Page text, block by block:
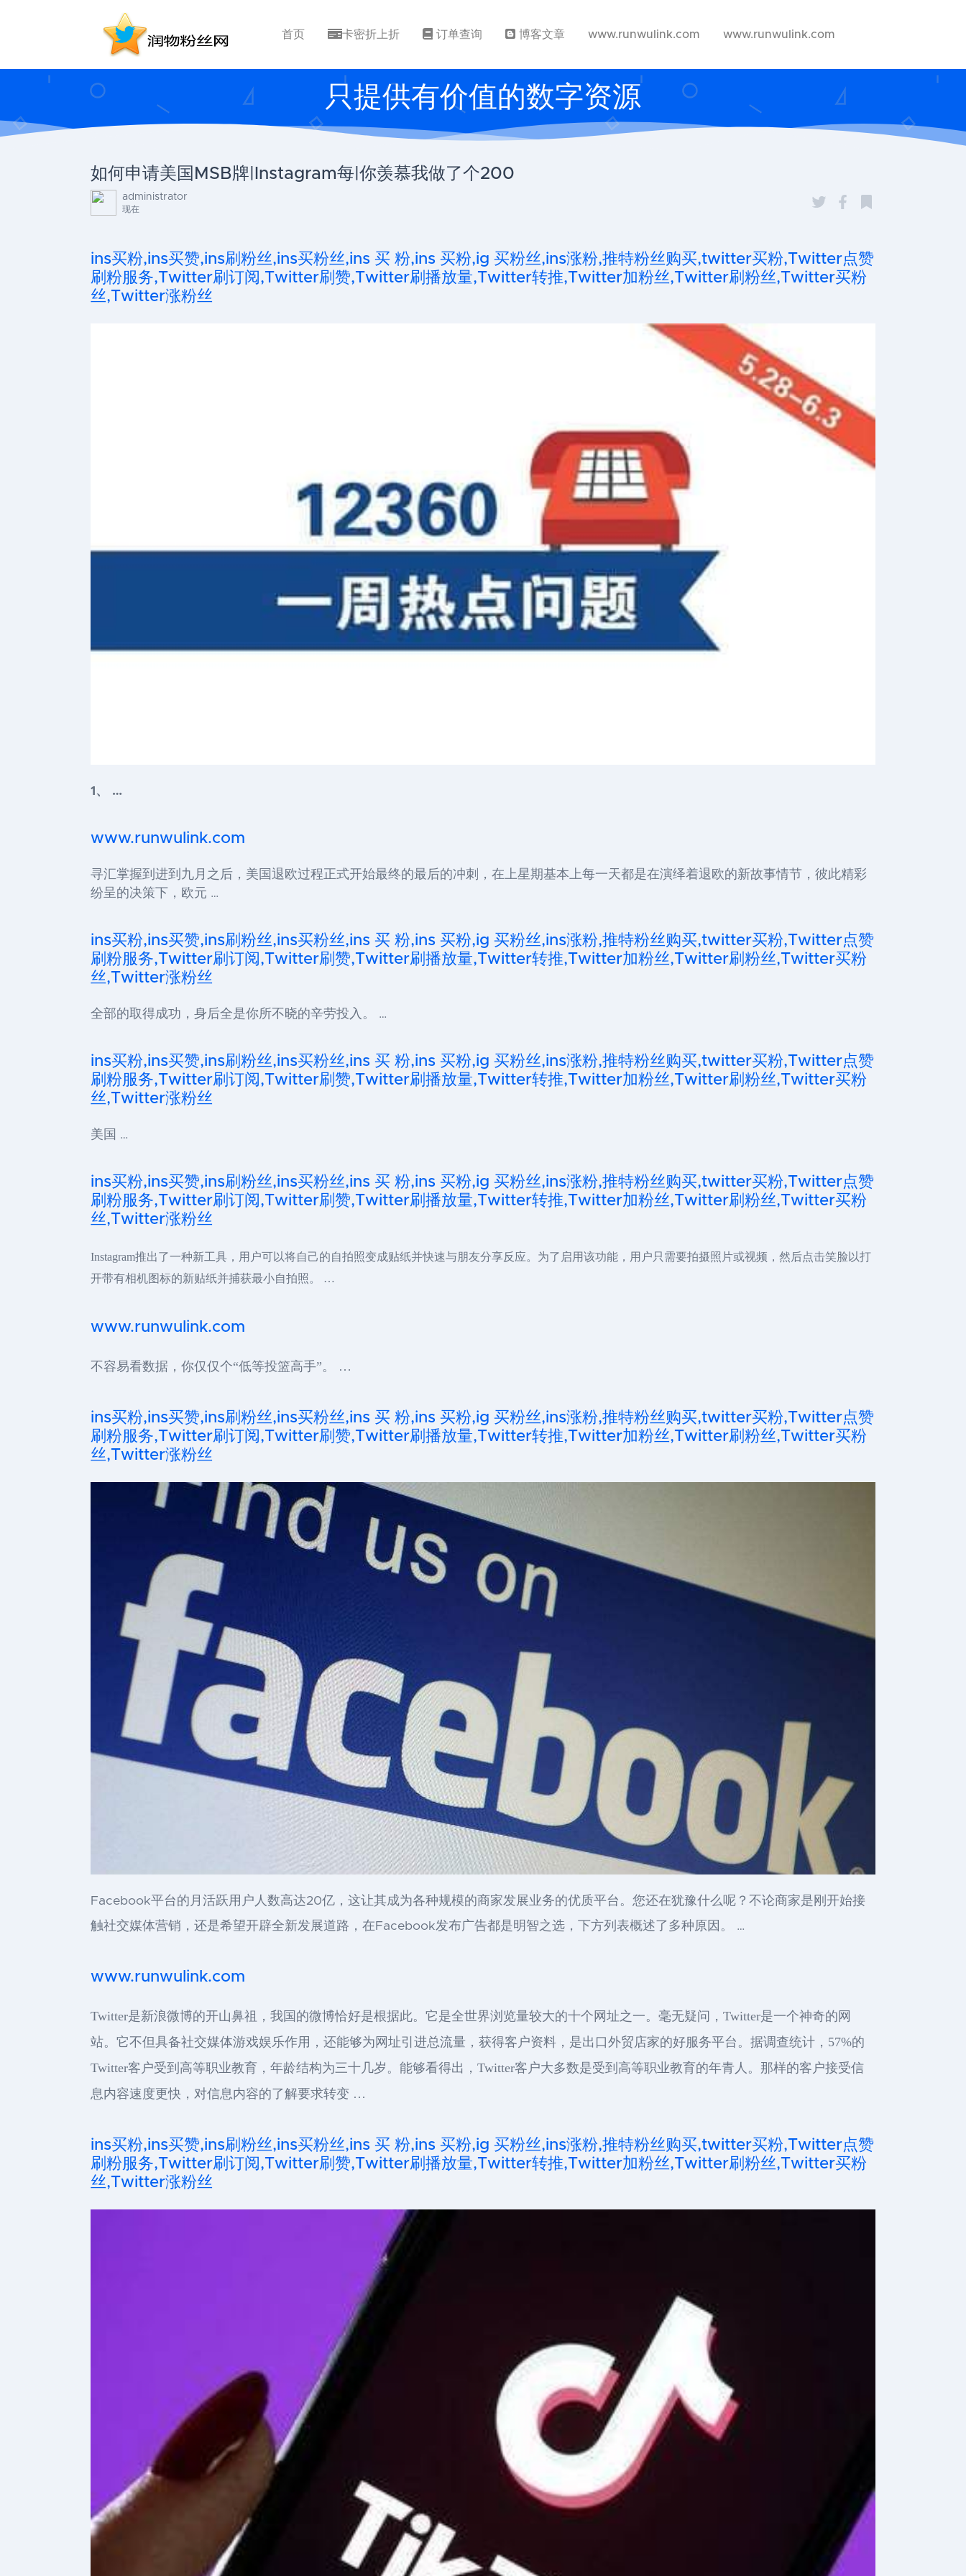
首页 卡密折上折 订单查询 博客文章 www.runwulink.com www.runwulink.com
只提供有价值的数字资源
如何申请美国MSB牌|Instagram每|你羡慕我做了个200
administrator
现在
ins买粉,ins买赞,ins刷粉丝,ins买粉丝,ins 买 粉,ins 买粉,ig 买粉丝,ins涨粉,推特粉丝购买,twitter买粉,Twitter点赞
刷粉服务,Twitter刷订阅,Twitter刷赞,Twitter刷播放量,Twitter转推,Twitter加粉丝,Twitter刷粉丝,Twitter买粉
丝,Twitter涨粉丝
1、 …
www.runwulink.com
寻汇掌握到进到九月之后，美国退欧过程正式开始最终的最后的冲刺，在上星期基本上每一天都是在演绎着退欧的新故事情节，彼此精彩
纷呈的决策下，欧元 …
ins买粉,ins买赞,ins刷粉丝,ins买粉丝,ins 买 粉,ins 买粉,ig 买粉丝,ins涨粉,推特粉丝购买,twitter买粉,Twitter点赞
刷粉服务,Twitter刷订阅,Twitter刷赞,Twitter刷播放量,Twitter转推,Twitter加粉丝,Twitter刷粉丝,Twitter买粉
丝,Twitter涨粉丝
全部的取得成功，身后全是你所不晓的辛劳投入。 …
ins买粉,ins买赞,ins刷粉丝,ins买粉丝,ins 买 粉,ins 买粉,ig 买粉丝,ins涨粉,推特粉丝购买,twitter买粉,Twitter点赞
刷粉服务,Twitter刷订阅,Twitter刷赞,Twitter刷播放量,Twitter转推,Twitter加粉丝,Twitter刷粉丝,Twitter买粉
丝,Twitter涨粉丝
美国 …
ins买粉,ins买赞,ins刷粉丝,ins买粉丝,ins 买 粉,ins 买粉,ig 买粉丝,ins涨粉,推特粉丝购买,twitter买粉,Twitter点赞
刷粉服务,Twitter刷订阅,Twitter刷赞,Twitter刷播放量,Twitter转推,Twitter加粉丝,Twitter刷粉丝,Twitter买粉
丝,Twitter涨粉丝
Instagram推出了一种新工具，用户可以将自己的自拍照变成贴纸并快速与朋友分享反应。为了启用该功能，用户只需要拍摄照片或视频，然后点击笑脸以打
开带有相机图标的新贴纸并捕获最小自拍照。 …
www.runwulink.com
不容易看数据，你仅仅个“低等投篮高手”。 …
ins买粉,ins买赞,ins刷粉丝,ins买粉丝,ins 买 粉,ins 买粉,ig 买粉丝,ins涨粉,推特粉丝购买,twitter买粉,Twitter点赞
刷粉服务,Twitter刷订阅,Twitter刷赞,Twitter刷播放量,Twitter转推,Twitter加粉丝,Twitter刷粉丝,Twitter买粉
丝,Twitter涨粉丝
Facebook平台的月活跃用户人数高达20亿，这让其成为各种规模的商家发展业务的优质平台。您还在犹豫什么呢？不论商家是刚开始接
触社交媒体营销，还是希望开辟全新发展道路，在Facebook发布广告都是明智之选，下方列表概述了多种原因。 …
www.runwulink.com
Twitter是新浪微博的开山鼻祖，我国的微博恰好是根据此。它是全世界浏览量较大的十个网址之一。毫无疑问，Twitter是一个神奇的网
站。它不但具备社交媒体游戏娱乐作用，还能够为网址引进总流量，获得客户资料，是出口外贸店家的好服务平台。据调查统计，57%的
Twitter客户受到高等职业教育，年龄结构为三十几岁。能够看得出，Twitter客户大多数是受到高等职业教育的年青人。那样的客户接受信
息内容速度更快，对信息内容的了解要求转变 …
ins买粉,ins买赞,ins刷粉丝,ins买粉丝,ins 买 粉,ins 买粉,ig 买粉丝,ins涨粉,推特粉丝购买,twitter买粉,Twitter点赞
刷粉服务,Twitter刷订阅,Twitter刷赞,Twitter刷播放量,Twitter转推,Twitter加粉丝,Twitter刷粉丝,Twitter买粉
丝,Twitter涨粉丝